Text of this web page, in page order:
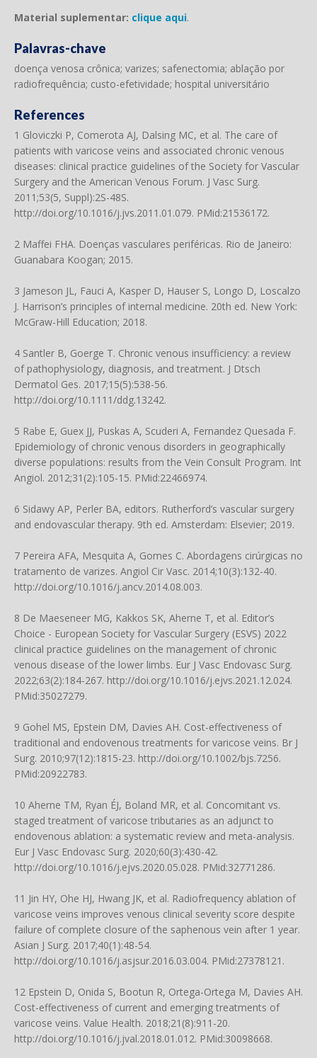
Material suplementar: clique aqui.
Palavras-chave
doença venosa crônica; varizes; safenectomia; ablação por
radiofrequência; custo-efetividade; hospital universitário
References
1 Gloviczki P, Comerota AJ, Dalsing MC, et al. The care of
patients with varicose veins and associated chronic venous
diseases: clinical practice guidelines of the Society for Vascular
Surgery and the American Venous Forum. J Vasc Surg.
2011;53(5, Suppl):2S-48S.
http://doi.org/10.1016/j.jvs.2011.01.079. PMid:21536172.
2 Maffei FHA. Doenças vasculares periféricas. Rio de Janeiro:
Guanabara Koogan; 2015.
3 Jameson JL, Fauci A, Kasper D, Hauser S, Longo D, Loscalzo
J. Harrison’s principles of internal medicine. 20th ed. New York:
McGraw-Hill Education; 2018.
4 Santler B, Goerge T. Chronic venous insufficiency: a review
of pathophysiology, diagnosis, and treatment. J Dtsch
Dermatol Ges. 2017;15(5):538-56.
http://doi.org/10.1111/ddg.13242.
5 Rabe E, Guex JJ, Puskas A, Scuderi A, Fernandez Quesada F.
Epidemiology of chronic venous disorders in geographically
diverse populations: results from the Vein Consult Program. Int
Angiol. 2012;31(2):105-15. PMid:22466974.
6 Sidawy AP, Perler BA, editors. Rutherford’s vascular surgery
and endovascular therapy. 9th ed. Amsterdam: Elsevier; 2019.
7 Pereira AFA, Mesquita A, Gomes C. Abordagens cirúrgicas no
tratamento de varizes. Angiol Cir Vasc. 2014;10(3):132-40.
http://doi.org/10.1016/j.ancv.2014.08.003.
8 De Maeseneer MG, Kakkos SK, Aherne T, et al. Editor’s
Choice - European Society for Vascular Surgery (ESVS) 2022
clinical practice guidelines on the management of chronic
venous disease of the lower limbs. Eur J Vasc Endovasc Surg.
2022;63(2):184-267. http://doi.org/10.1016/j.ejvs.2021.12.024.
PMid:35027279.
9 Gohel MS, Epstein DM, Davies AH. Cost-effectiveness of
traditional and endovenous treatments for varicose veins. Br J
Surg. 2010;97(12):1815-23. http://doi.org/10.1002/bjs.7256.
PMid:20922783.
10 Aherne TM, Ryan ÉJ, Boland MR, et al. Concomitant vs.
staged treatment of varicose tributaries as an adjunct to
endovenous ablation: a systematic review and meta-analysis.
Eur J Vasc Endovasc Surg. 2020;60(3):430-42.
http://doi.org/10.1016/j.ejvs.2020.05.028. PMid:32771286.
11 Jin HY, Ohe HJ, Hwang JK, et al. Radiofrequency ablation of
varicose veins improves venous clinical severity score despite
failure of complete closure of the saphenous vein after 1 year.
Asian J Surg. 2017;40(1):48-54.
http://doi.org/10.1016/j.asjsur.2016.03.004. PMid:27378121.
12 Epstein D, Onida S, Bootun R, Ortega-Ortega M, Davies AH.
Cost-effectiveness of current and emerging treatments of
varicose veins. Value Health. 2018;21(8):911-20.
http://doi.org/10.1016/j.jval.2018.01.012. PMid:30098668.